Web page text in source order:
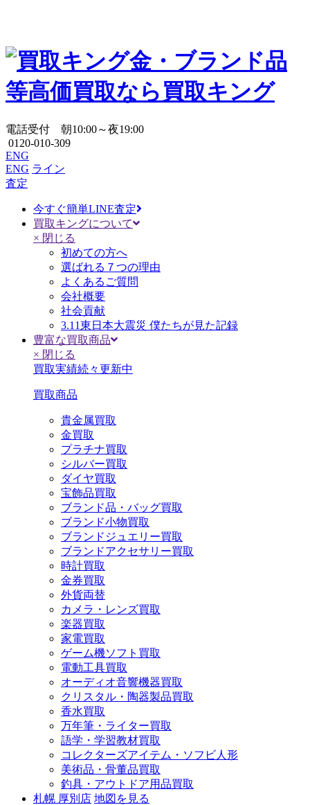
金・ブランド品
等高価買取なら買取キング
電話受付 朝10:00～夜19:00
0120-010-309
ENG
ENG ライン
査定
今すぐ簡単LINE査定
買取キングについて
× 閉じる
初めての方へ
選ばれる７つの理由
よくあるご質問
会社概要
社会貢献
3.11東日本大震災 僕たちが見た記録
豊富な買取商品
× 閉じる
買取実績続々更新中
買取商品
貴金属買取
金買取
プラチナ買取
シルバー買取
ダイヤ買取
宝飾品買取
ブランド品・バッグ買取
ブランド小物買取
ブランドジュエリー買取
ブランドアクセサリー買取
時計買取
金券買取
外貨両替
カメラ・レンズ買取
楽器買取
家電買取
ゲーム機ソフト買取
電動工具買取
オーディオ音響機器買取
クリスタル・陶器製品買取
香水買取
万年筆・ライター買取
語学・学習教材買取
コレクターズアイテム・ソフビ人形
美術品・骨董品買取
釣具・アウトドア用品買取
札幌 厚別店 地図を見る